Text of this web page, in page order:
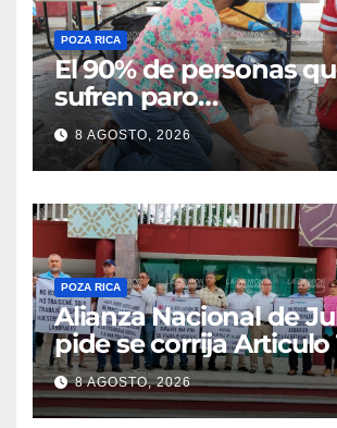
POZA RICA
El 90% de personas
sufren paro
cardiorrespiratorio
8 AGOSTO, 2026
POZA RICA
Alianza Nacional de
pide se corrija Articulo
8 AGOSTO, 2026